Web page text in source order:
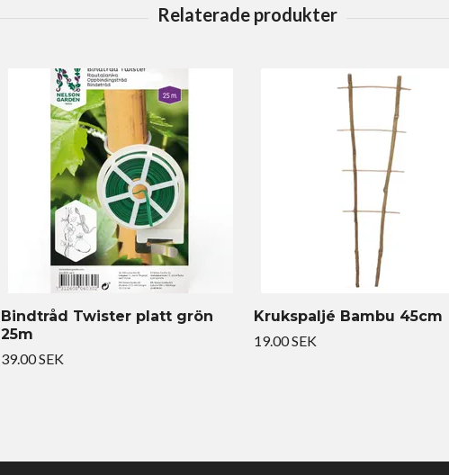
Bindtråd Twister platt grön
25m
39.00 SEK
Krukspaljé Bambu 45cm
19.00 SEK